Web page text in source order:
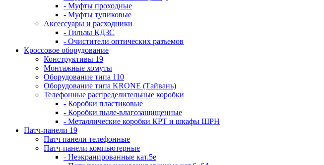
- Муфты проходные
- Муфты тупиковые
Аксессуары и расходники
- Гильзы КДЗС
- Очистители оптических разъемов
Кроссовое оборудование
Конструктивы 19
Монтажные хомуты
Оборудование типа 110
Оборудование типа KRONE (Тайвань)
Телефонные распределительные коробки
- Коробки пластиковые
- Коробки пыле-влагозащищенные
- Металлические коробки КРТ и шкафы ШРН
Патч-панели 19
Патч панели телефонные
Патч-панели компьютерные
- Неэкранированные кат.5е